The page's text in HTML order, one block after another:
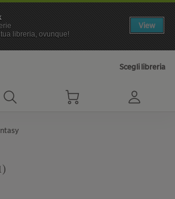
libreria, ovunque!
View
Scegli libreria